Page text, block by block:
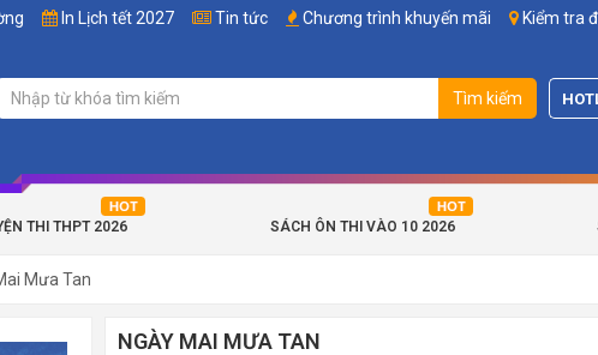
In Lịch tết 2027 Tin tức Chương trình khuyến mãi Kiểm tra
Tìm kiếm
THI THPT 2026 SÁCH ÔN THI VÀO 10 2026
Mưa Tan
NGÀY MAI MƯA TAN